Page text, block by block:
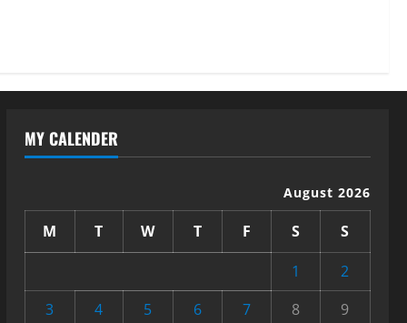
MY CALENDER
August 2026
M T W T F S
S
1
2
3
4 5 6 7 8 9